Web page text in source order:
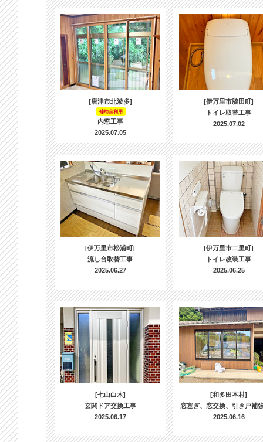
[唐津市北波多]
補助金利用
内窓工事
2025.07.05
[伊万里市脇田町]
トイレ取替工事
2025.07.02
[伊万里市松浦町]
流し台取替工事
2025.06.27
[伊万里市二里町]
トイレ改装工事
2025.06.25
[七山白木]
玄関ドア交換工事
2025.06.17
[和多田本村]
窓塞ぎ、窓交換、引き戸補
2025.06.16